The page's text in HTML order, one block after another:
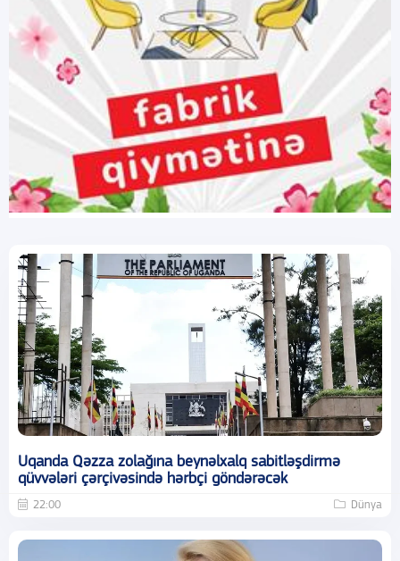
Uqanda Qəzza zolağına beynəlxalq sabitləşdirmə
qüvvələri çərçivəsində hərbçi göndərəcək
22:00 Dünya